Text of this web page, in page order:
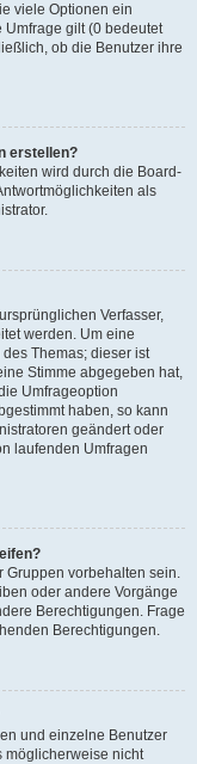
viele Optionen ein
Umfrage gilt (0 bedeutet
ob die Benutzer ihre
erstellen?
wird durch die Board-
als
Verfasser,
werden. Um eine
Themas; dieser ist
Stimme abgegeben hat,
Umfrageoption
haben, so kann
geändert oder
laufenden Umfragen
Gruppen vorbehalten sein.
oder andere Vorgänge
Berechtigungen. Frage
Berechtigungen.
und einzelne Benutzer
möglicherweise nicht